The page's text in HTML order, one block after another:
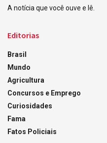
A notícia que você ouve e lê.
Editorias
Brasil
Mundo
Agricultura
Concursos e Emprego
Curiosidades
Fama
Fatos Policiais